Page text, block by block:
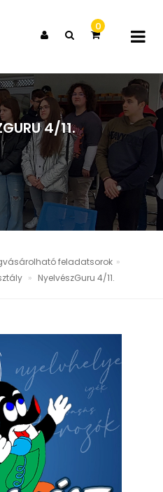
X
0
A KOSARAD JELENLEG ÜRES
4/11.
feladatsorok
NyelvészGuru 4/11.